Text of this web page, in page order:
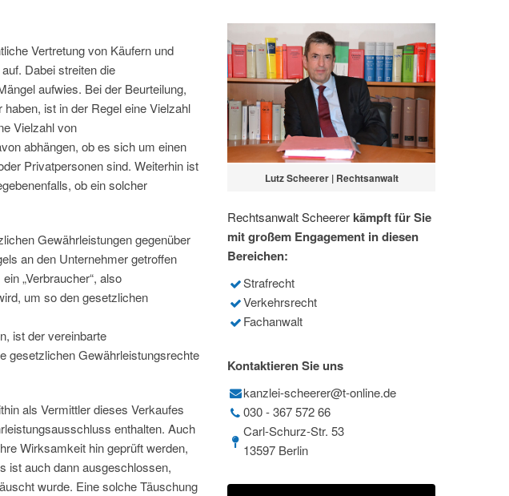
Vertretung von Käufern und
Dabei streiten die
aufwies. Bei der Beurteilung,
ist in der Regel eine Vielzahl
Vielzahl von
abhängen, ob es sich um einen
Privatpersonen sind. Weiterhin ist
ob ein solcher
Gewährleistungen gegenüber
an den Unternehmer getroffen
„Verbraucher“, also
um so den gesetzlichen
ist der vereinbarte
gesetzlichen Gewährleistungsrechte
als Vermittler dieses Verkaufes
enthalten. Auch
Wirksamkeit hin geprüft werden,
ist auch dann ausgeschlossen,
wurde. Eine solche Täuschung
Lutz Scheerer | Rechtsanwalt
Rechtsanwalt Scheerer kämpft für Sie
mit großem Engagement in diesen
Bereichen:
Strafrecht
Verkehrsrecht
Fachanwalt
Kontaktieren Sie uns
kanzlei-scheerer@t-online.de
030 - 367 572 66
Carl-Schurz-Str. 53
13597 Berlin